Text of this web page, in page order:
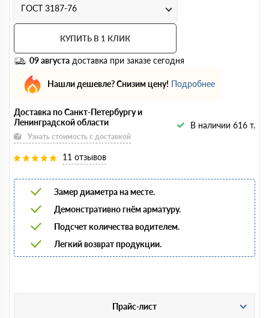
ГОСТ 3187-76
КУПИТЬ В 1 КЛИК
09 августа доставка при заказе сегодня
Нашли дешевле? Снизим цену! Подробнее
Доставка по Санкт-Петербургу и
Ленинградской области
Узнать стоимость с доставкой
В наличии 616 т.
11 отзывов
Замер диаметра на месте.
Демонстративно гнём арматуру.
Подсчет количества водителем.
Легкий возврат продукции.
Прайс-лист